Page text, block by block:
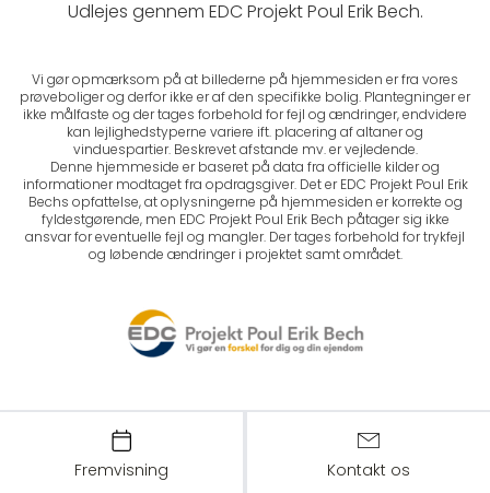
Fremvisning Kontakt os
Udlejes gennem EDC Projekt Poul Erik Bech.
Vi gør opmærksom på at billederne på hjemmesiden er fra vores
prøveboliger og derfor ikke er af den specifikke bolig. Plantegninger er
ikke målfaste og der tages forbehold for fejl og ændringer, endvidere
kan lejlighedstyperne variere ift. placering af altaner og
vinduespartier. Beskrevet afstande mv. er vejledende.
Denne hjemmeside er baseret på data fra officielle kilder og
informationer modtaget fra opdragsgiver. Det er EDC Projekt Poul Erik
Bechs opfattelse, at oplysningerne på hjemmesiden er korrekte og
fyldestgørende, men EDC Projekt Poul Erik Bech påtager sig ikke
ansvar for eventuelle fejl og mangler. Der tages forbehold for trykfejl
og løbende ændringer i projektet samt området.